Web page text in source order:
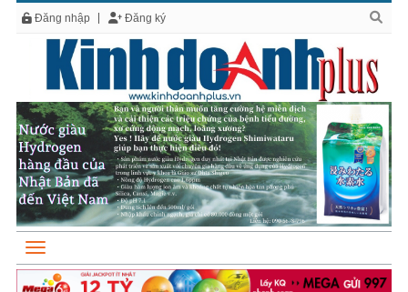
Đăng nhập Đăng ký